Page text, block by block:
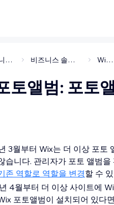
비즈니스 관리 비즈니스 솔루션 및 앱 Wix 포토
토앨범: 포토
3월부터 Wix는 더 이상 포토
습니다. 관리자가 포토 앨범
존 역할로 역할을 변경할 수
4월부터 더 이상 사이트에
포토앨범이 설치되어 있다